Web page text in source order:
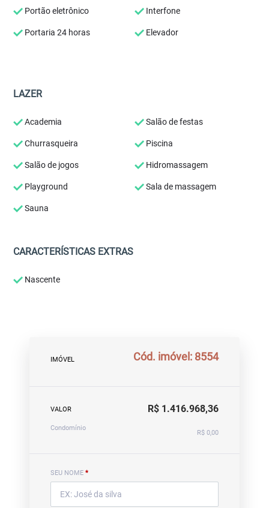
Portão eletrônico Interfone
Portaria 24 horas Elevador
LAZER
Academia Salão de festas
Churrasqueira Piscina
Salão de jogos Hidromassagem
Playground Sala de massagem
Sauna
CARACTERÍSTICAS EXTRAS
Nascente
IMÓVEL Cód. imóvel: 8554
VALOR R$ 1.416.968,36
Condomínio
R$ 0,00
SEU NOME *